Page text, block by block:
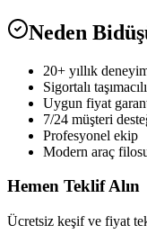
Neden
20+ yıllık
Sigortalı
Uygun fiyat
7/24 müşteri
Profesyonel ekip
Modern araç
Hemen Teklif Alın
Ücretsiz keşif ve fiyat